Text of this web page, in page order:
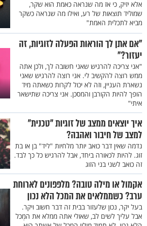
אלא יזיק, כי אז מה שנראה כאמת הוא שקר,
שמוליד תוצאות של רע, ואילו מה שנראה כשקר
מביא לתכלית האמת"
"אם אתן לך הוראות הפעלה לזוגיות, זה
יעזור?"
"אני צריכה להרגיש שאני חשובה לך, ולכן אתה
ממש רוצה להקשיב לי. אני רוצה להרגיש שאני
נשארת העניין, וזה לא יכול לקרות כשאתה מיד
הופך להיות הקורבן והמסכן. אני צריכה שתישאר
איתי"
איך יוצאים ממצב של זוגיות "טכנית"
למצב של חיבור ואהבה?
נדמה שאין דבר כואב יותר מלחיות "ליד" בן או בת
זוג. להיות לכאורה ביחד, אבל להרגיש כל כך לבד.
זה כואב לשני בני הזוג
אקמול או מילה טובה? מלפפונים לארוחת
ערב? כשממלאים את המכל הלא נכון
בעל יקר, נכון שלעזור בבית זה דבר חשוב ויקר.
אבל עליך לשים לב, שאולי אתה ממלא את המְכל